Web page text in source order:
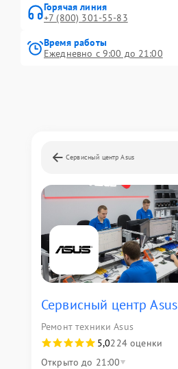
Горячая линия
+7 (800) 301-55-83
Время работы
Ежедневно с 9:00 до 21:00
Сервисный центр Asus
Сервисный центр Asus
Ремонт техники Asus
5,0224 оценки
Открыто до 21:00